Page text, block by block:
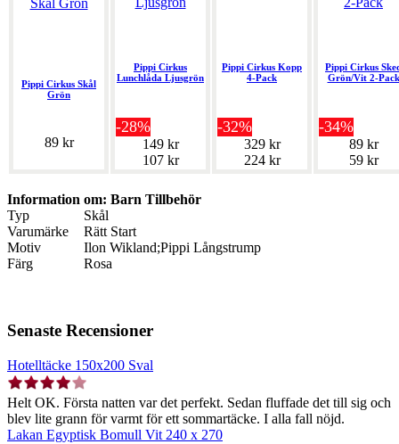
Pippi Cirkus Skål
Grön
89 kr
Pippi Cirkus
Lunchlåda Ljusgrön
-28%
149 kr
107 kr
Pippi Cirkus Kopp
4-Pack
-32%
329 kr
224 kr
Pippi Cirkus
Grön/Vit 2-Pack
-34%
89 kr
59 kr
Information om: Barn Tillbehör
Typ
Skål
Varumärke
Rätt Start
Motiv
Ilon Wikland;Pippi Långstrump
Färg
Rosa
Senaste Recensioner
Hotelltäcke 150x200 Sval
Helt OK. Första natten var det perfekt. Sedan fluffade det till sig och
blev lite grann för varmt för ett sommartäcke. I alla fall nöjd.
Lakan Egyptisk Bomull Vit 240 x 270